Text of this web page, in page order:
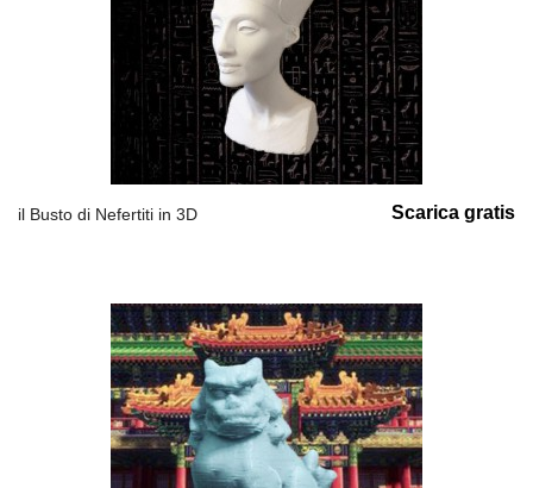
il Busto di Nefertiti in 3D Scarica gratis